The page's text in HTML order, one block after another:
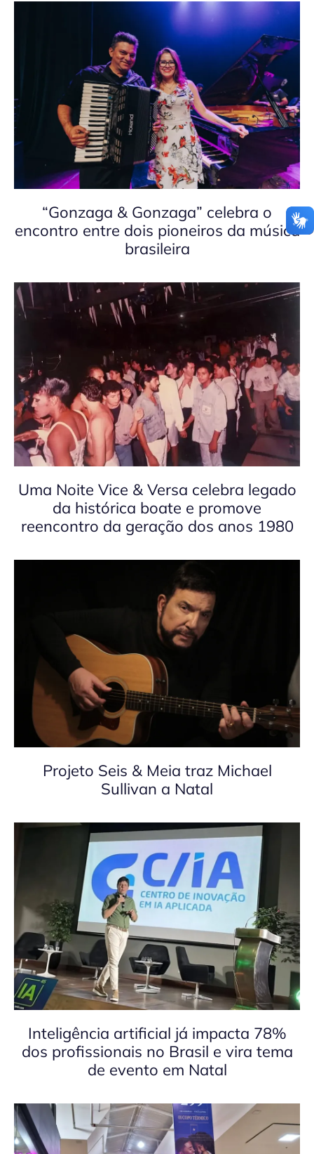
“Gonzaga & Gonzaga” celebra o
encontro entre dois pioneiros da música
brasileira
Uma Noite Vice & Versa celebra legado
da histórica boate e promove
reencontro da geração dos anos 1980
Projeto Seis & Meia traz Michael
Sullivan a Natal
Inteligência artificial já impacta 78%
dos profissionais no Brasil e vira tema
de evento em Natal